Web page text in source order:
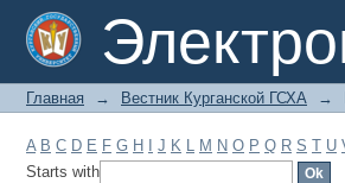
Filter by: Subject
Главная → Вестник Курганской ГСХА →
A B C D E F G H J K L M N O P Q R S T U
Starts with